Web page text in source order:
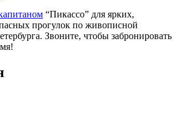
“Пикассо” для ярких,
прогулок по живописной
Звоните, чтобы забронировать